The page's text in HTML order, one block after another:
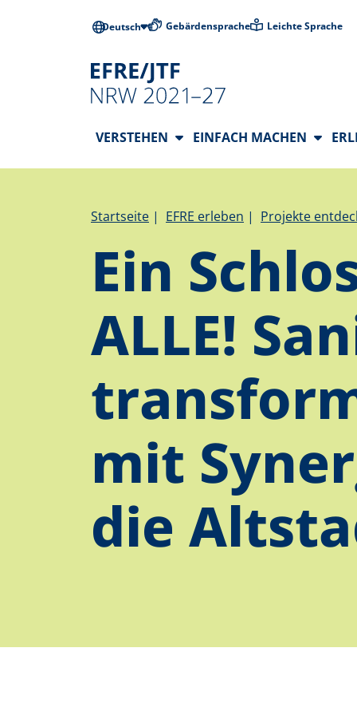
Deutsch Barrierearme
Gebärdensprache Leichte Sprache
Hauptnavigation
VERSTEHEN EINFACH MACHEN
Pfadnavigation
Startseite EFRE erleben Projekte
Ein
ALLE!
mit
die